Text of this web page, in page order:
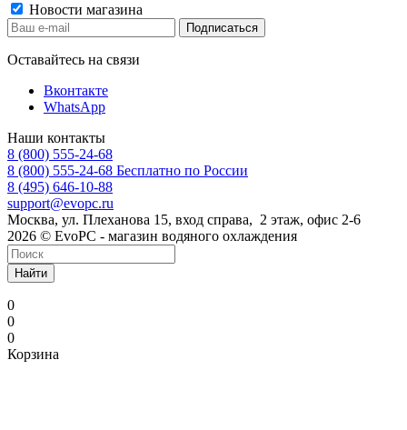
Новости магазина
Оставайтесь на связи
Вконтакте
WhatsApp
Наши контакты
8 (800) 555-24-68
8 (800) 555-24-68 Бесплатно по России
8 (495) 646-10-88
support@evopc.ru
Москва, ул. Плеханова 15, вход справа, 2 этаж, офис 2-6
2026 © EvoPC - магазин водяного охлаждения
Найти
0
0
0
Корзина